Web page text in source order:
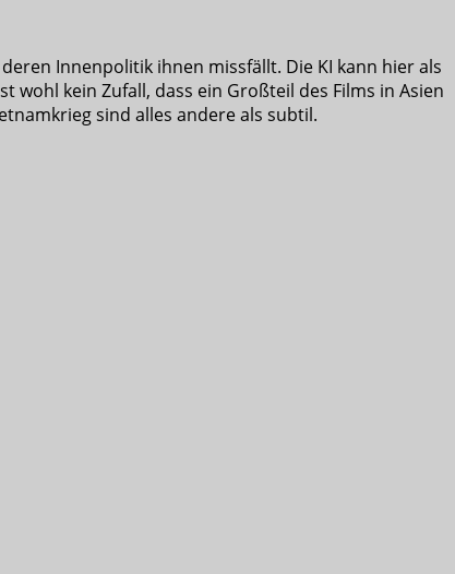
Innenpolitik ihnen missfällt. Die KI kann hier als
wohl kein Zufall, dass ein Großteil des Films in Asien
sind alles andere als subtil.